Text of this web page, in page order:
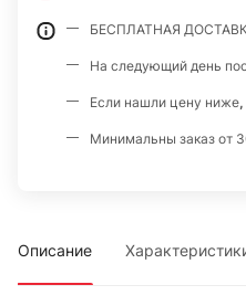
БЕСПЛАТНАЯ
На следующий день
Если нашли цену ниже
Минимальны заказ от
Описание